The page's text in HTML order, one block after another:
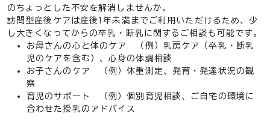
のちょっとした不安を解消しませんか。
訪問型産後ケアは産後1年未満までご利用いただけるため、少
し大きくなってからの卒乳・断乳に関するご相談も可能です。
お母さんの心と体のケア （例）乳房ケア（卒乳・断乳
児のケアを含む）、心身の体調相談
お子さんのケア （例）体重測定、発育・発達状況の観
察
育児のサポート （例）個別育児相談、ご自宅の環境に
合わせた授乳のアドバイス